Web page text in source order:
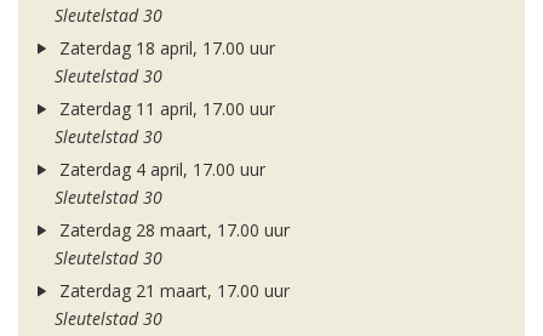
Sleutelstad 30
Zaterdag 18 april, 17.00 uur
Sleutelstad 30
Zaterdag 11 april, 17.00 uur
Sleutelstad 30
Zaterdag 4 april, 17.00 uur
Sleutelstad 30
Zaterdag 28 maart, 17.00 uur
Sleutelstad 30
Zaterdag 21 maart, 17.00 uur
Sleutelstad 30